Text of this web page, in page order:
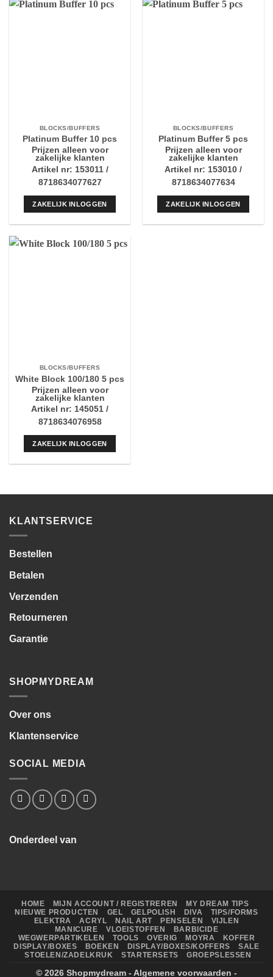
BLOCKS/BUFFERS
Platinum Buffer 10 pcs
Prijzen alleen voor
zakelijke klanten
Artikel nr: 153011 /
8718634077627
ZAKELIJK INLOGGEN
BLOCKS/BUFFERS
Platinum Buffer 5 pcs
Prijzen alleen voor
zakelijke klanten
Artikel nr: 153010 /
8718634077634
ZAKELIJK INLOGGEN
BLOCKS/BUFFERS
White Block 100/180 5 pcs
Prijzen alleen voor
zakelijke klanten
Artikel nr: 145051 /
8718634076958
ZAKELIJK INLOGGEN
KLANTSERVICE
Bestellen
Betalen
Verzenden
Retourneren
Garantie
SHOPMYDREAM
Over ons
Klantenservice
SOCIAL MEDIA
Onderdeel van
HOME MIJN ACCOUNT / REGISTREREN
MY DREAM TIPS
NIEUWE PRODUCTEN
GEL GELPOLISH DIVA
TIPS/FORMS
ELEKTRA
ACRYL NAIL ART PENSELEN
VIJLEN
MANICURE
VLOEISTOFFEN
BARBICIDE
WEGWERPARTIKELEN
TOOLS OVERIG MOYRA
KOFFER
DISPLAY/BOXES
BOEKEN DISPLAY/BOXES/KOFFERS
SALE
STOELEN/ZADELKRUK
STARTERSETS GROEPSLESSEN
© 2026 Shopmydream - Algemene voorwaarden -